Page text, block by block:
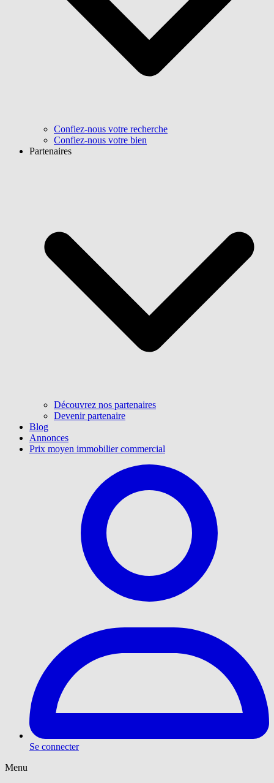
Confiez-nous votre recherche
Confiez-nous votre bien
Partenaires
Découvrez nos partenaires
Devenir partenaire
Blog
Annonces
Prix moyen immobilier commercial
Se connecter
Menu